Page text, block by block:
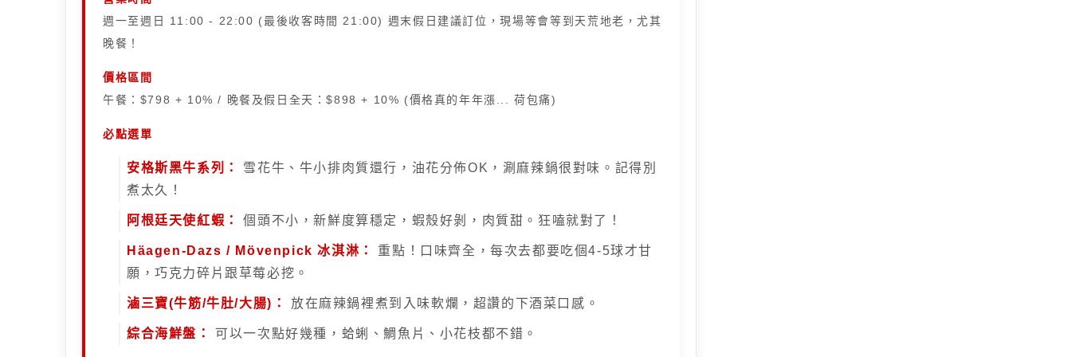
週一至週日 11:00 - 22:00 (最後收客時間 21:00) 週末假日建議訂位，現場等會等到天荒地老，尤其
晚餐！
價格區間
午餐：$798 + 10% / 晚餐及假日全天：$898 + 10% (價格真的年年漲... 荷包痛)
必點選單
安格斯黑牛系列：
雪花牛、牛小排肉質還行，油花分佈OK，涮麻辣鍋很對味。記得別
煮太久！
阿根廷天使紅蝦： 個頭不小，新鮮度算穩定，蝦殼好剝，肉質甜。狂嗑就對了！
Häagen-Dazs / Mövenpick 冰淇淋：
重點！口味齊全，每次去都要吃個4-5球才甘
願，巧克力碎片跟草莓必挖。
滷三寶(牛筋/牛肚/大腸)： 放在麻辣鍋裡煮到入味軟爛，超讚的下酒菜口感。
綜合海鮮盤： 可以一次點好幾種，蛤蜊、鯛魚片、小花枝都不錯。